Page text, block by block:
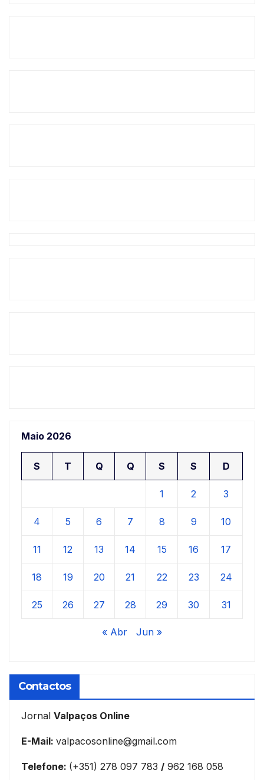
Maio 2026
S T Q Q S S D
1 2 3
4 5 6 7 8 9 10
11 12 13 14 15 16 17
18 19 20 21 22 23 24
25 26 27 28 29 30 31
« Abr Jun »
Contactos
Jornal Valpaços Online
E-Mail: valpacosonline@gmail.com
Telefone: (+351) 278 097 783 / 962 168 058